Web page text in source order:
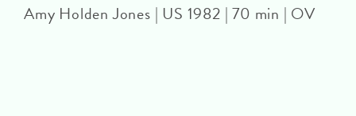
Amy Holden Jones | US 1982 | 70 min | OV